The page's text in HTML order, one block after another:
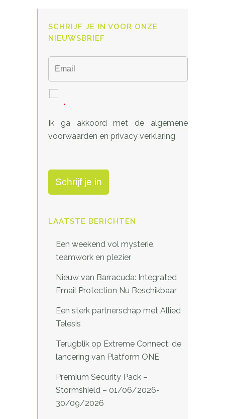
SCHRIJF JE IN VOOR ONZE
NIEUWSBRIEF
*
Ik ga akkoord met de algemene
voorwaarden en privacy verklaring
LAATSTE BERICHTEN
Een weekend vol mysterie,
teamwork en plezier
Nieuw van Barracuda: Integrated
Email Protection Nu Beschikbaar
Een sterk partnerschap met Allied
Telesis
Terugblik op Extreme Connect: de
lancering van Platform ONE
Premium Security Pack –
Stormshield – 01/06/2026-
30/09/2026